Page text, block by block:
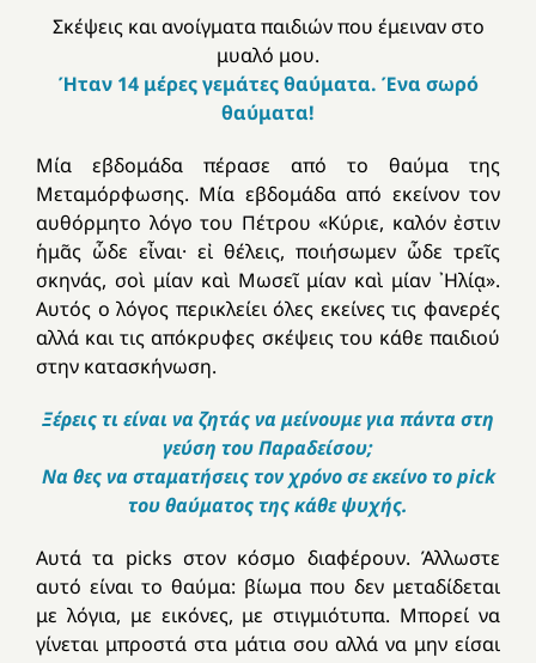
Σκέψεις και ανοίγματα παιδιών που έμειναν στο
μυαλό μου.
Ήταν 14 μέρες γεμάτες θαύματα. Ένα σωρό
θαύματα!
Μία εβδομάδα πέρασε από το θαύμα της
Μεταμόρφωσης. Μία εβδομάδα από εκείνον τον
αυθόρμητο λόγο του Πέτρου «Κύριε, καλόν ἐστιν
ἡμᾶς ὧδε εἶναι· εἰ θέλεις, ποιήσωμεν ὧδε τρεῖς
σκηνάς, σοὶ μίαν καὶ Μωσεῖ μίαν καὶ μίαν ᾿Ηλίᾳ».
Αυτός ο λόγος περικλείει όλες εκείνες τις φανερές
αλλά και τις απόκρυφες σκέψεις του κάθε παιδιού
στην κατασκήνωση.
Ξέρεις τι είναι να ζητάς να μείνουμε για πάντα στη
γεύση του Παραδείσου;
Να θες να σταματήσεις τον χρόνο σε εκείνο το pick
του θαύματος της κάθε ψυχής.
Αυτά τα picks στον κόσμο διαφέρουν. Άλλωστε
αυτό είναι το θαύμα: βίωμα που δεν μεταδίδεται
με λόγια, με εικόνες, με στιγμιότυπα. Μπορεί να
γίνεται μπροστά στα μάτια σου αλλά να μην είσαι